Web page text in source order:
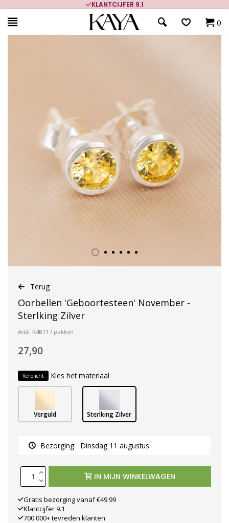
KLANTCIJFER 9.1
0
Terug
Oorbellen 'Geboortesteen' November -
Sterlking Zilver
Art#: R4B11 / pakken
27,90
Verplicht Kies het materiaal
Verguld Sterlking Zilver
Bezorging: Dinsdag 11 augustus
IN MIJN WINKELWAGEN
Gratis bezorging vanaf €49.99
Klantcijfer 9.1
700.000+ tevreden klanten